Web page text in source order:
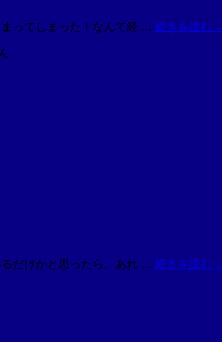
ってしまった！なんて経 … 続きを読む
だけかと思ったら、あれ … 続きを読む